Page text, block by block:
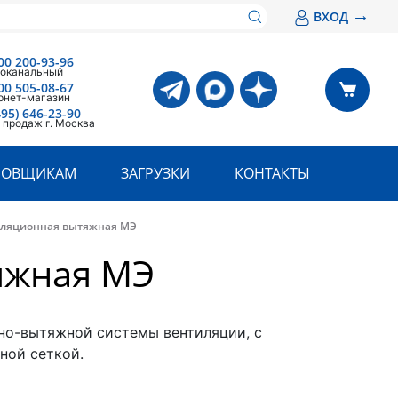
ВХОД →
200-93-96
505-08-67
магазин
646-23-90
г. Москва
ЗАГРУЗКИ КОНТАКТЫ
вытяжная МЭ
МЭ
вытяжной системы вентиляции, с
сеткой.